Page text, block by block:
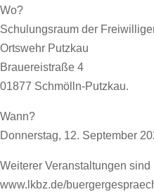
Wo?
Schulungsraum der
Ortswehr Putzkau
Brauereistraße 4
01877 Schmölln-Putzkau.
Wann?
Donnerstag, 12. September
Weiterer Veranstaltungen sind
www.lkbz.de/